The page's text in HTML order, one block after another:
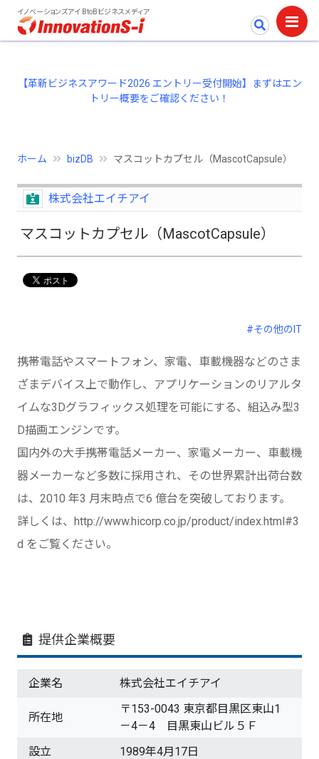
イノベーションズアイ BtoBビジネスメディア
【革新ビジネスアワード2026 エントリー受付開始】まずはエン
トリー概要をご確認ください！
ホーム bizDB マスコットカプセル（MascotCapsule）
株式会社エイチアイ
マスコットカプセル（MascotCapsule）
#その他のIT
携帯電話やスマートフォン、家電、車載機器などのさま
ざまデバイス上で動作し、アプリケーションのリアルタ
イムな3Dグラフィックス処理を可能にする、組込み型3
D描画エンジンです。
国内外の大手携帯電話メーカー、家電メーカー、車載機
器メーカーなど多数に採用され、その世界累計出荷台数
は、2010 年3 月末時点で6 億台を突破しております。
詳しくは、http://www.hicorp.co.jp/product/index.html#3
d をご覧ください。
提供企業概要
企業名 株式会社エイチアイ
所在地
〒153-0043 東京都目黒区東山1
－4－4 目黒東山ビル５Ｆ
設立
1989年4月17日